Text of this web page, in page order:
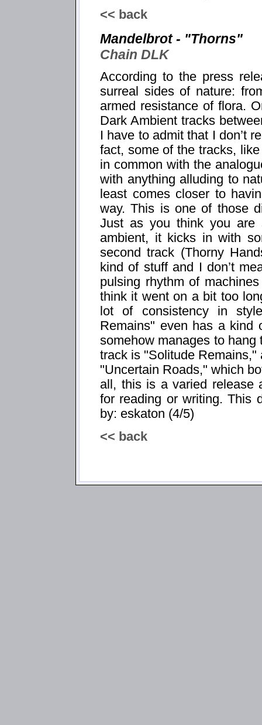
<< back
Mandelbrot - "Thorns"
Chain DLK
According to the press
surreal sides of nature:
armed resistance of flora.
Dark Ambient tracks
I have to admit that I don’t
fact, some of the tracks,
in common with the
with anything alluding to
least comes closer to
way. This is one of those
Just as you think you are
ambient, it kicks in with
second track (Thorny
kind of stuff and I don’t
pulsing rhythm of
think it went on a bit too
lot of consistency in
Remains" even has a kind
somehow manages to hang
track is "Solitude
"Uncertain Roads," which
all, this is a varied release
for reading or writing. This
by: eskaton (4/5)
<< back